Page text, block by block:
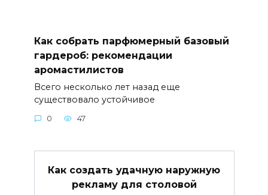
Как собрать парфюмерный базовый
гардероб: рекомендации
аромастилистов
Всего несколько лет назад еще
существовало устойчивое
0 47
Как создать удачную наружную
рекламу для столовой